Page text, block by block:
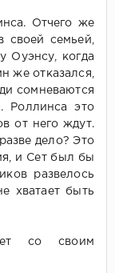
Отчего же
своей семьей,
Оуэнсу, когда
же отказался,
сомневаются
Роллинса это
от него ждут.
дело? Это
и Сет был бы
развелось
хватает быть
со своим